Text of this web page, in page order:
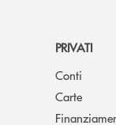
PRIVATI
Conti
Carte